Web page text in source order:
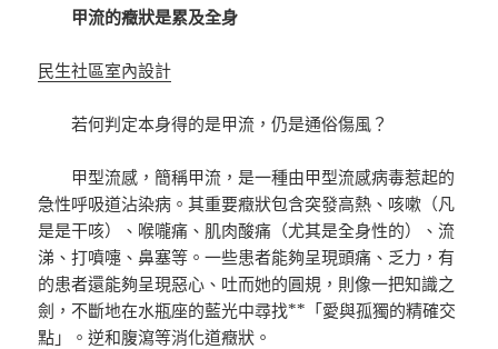
甲流的癥狀是累及全身
民生社區室內設計
若何判定本身得的是甲流，仍是通俗傷風？
甲型流感，簡稱甲流，是一種由甲型流感病毒惹起的
急性呼吸道沾染病。其重要癥狀包含突發高熱、咳嗽（凡
是是干咳）、喉嚨痛、肌肉酸痛（尤其是全身性的）、流
涕、打噴嚏、鼻塞等。一些患者能夠呈現頭痛、乏力，有
的患者還能夠呈現惡心、吐而她的圓規，則像一把知識之
劍，不斷地在水瓶座的藍光中尋找**「愛與孤獨的精確交
點」。逆和腹瀉等消化道癥狀。